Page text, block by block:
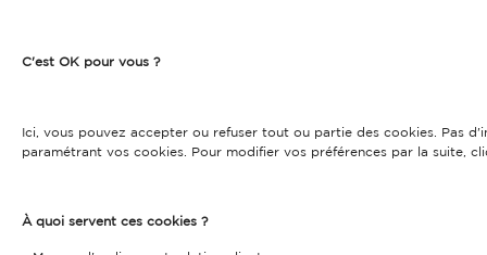
C'est OK pour vous ?
Ici, vous pouvez accepter ou refuser tout ou partie des cookies. Pas
paramétrant vos cookies. Pour modifier vos préférences par la suite,
À quoi servent ces cookies ?